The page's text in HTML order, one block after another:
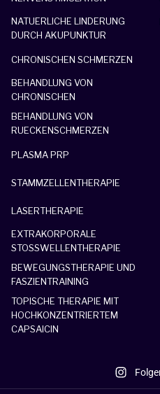
NATUERLICHE LINDERUNG
DURCH AKUPUNKTUR
CHRONISCHEN SCHMERZEN
BEHANDLUNG VON
CHRONISCHEN
BEHANDLUNG VON
RUECKENSCHMERZEN
PLASMA PRP
STAMMZELLENTHERAPIE
LASERTHERAPIE
EXTRAKORPORALE
STOSSWELLENTHERAPIE
BEWEGUNGSTHERAPIE UND
FASZIENTRAINING
TOPISCHE THERAPIE MIT
HOCHKONZENTRIERTEM
CAPSAICIN